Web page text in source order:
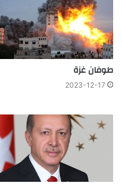
طوفان غزة
2023-12-17